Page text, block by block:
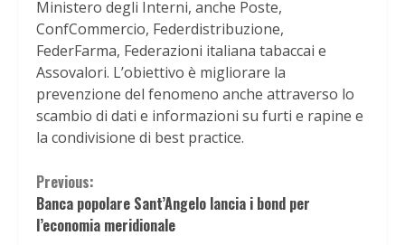
Ministero degli Interni, anche Poste,
ConfCommercio, Federdistribuzione,
FederFarma, Federazioni italiana tabaccai e
Assovalori. L’obiettivo è migliorare la
prevenzione del fenomeno anche attraverso lo
scambio di dati e informazioni su furti e rapine e
la condivisione di best practice.
Continue
Reading
Previous:
Banca popolare Sant’Angelo lancia i bond per
l’economia meridionale